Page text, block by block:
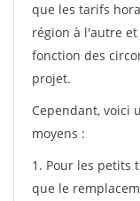
que les tarifs
région à l'autre
fonction des
projet.
Cependant, voici
moyens :
1. Pour les petits
que le